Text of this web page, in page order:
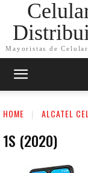
Mayoristas de
HOME ALCATEL
1S (2020)